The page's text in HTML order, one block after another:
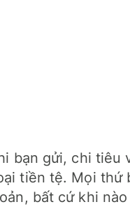
bạn gửi, chi tiêu
tiền tệ. Mọi thứ
bất cứ khi nào